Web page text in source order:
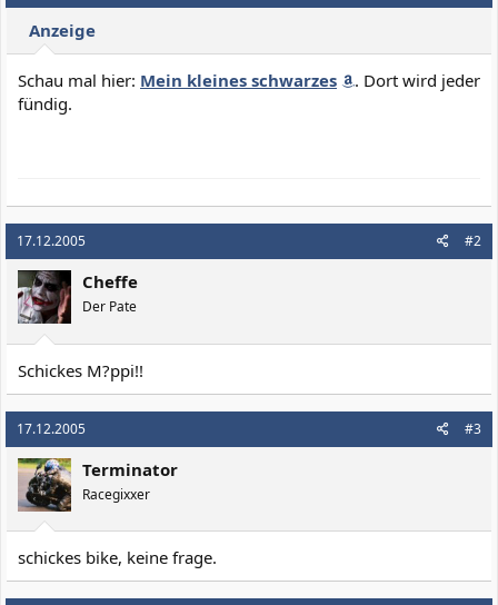
Anzeige
Schau mal hier: Mein kleines schwarzes
. Dort wird jeder
fündig.
17.12.2005 #2
Cheffe
Der Pate
Schickes M?ppi!!
17.12.2005 #3
Terminator
Racegixxer
schickes bike, keine frage.